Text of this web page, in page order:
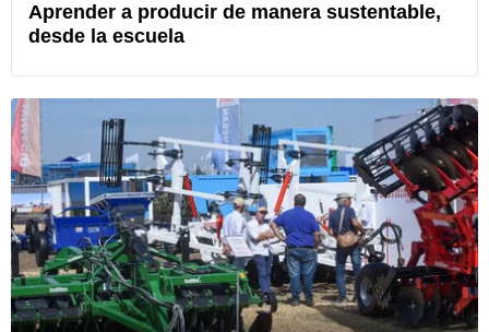
Aprender a producir de manera sustentable,
desde la escuela